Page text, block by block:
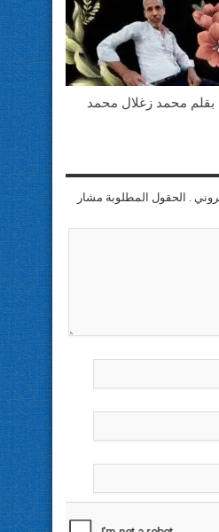
محمد زغلال محمد
. الحقول المطلوبة مشار